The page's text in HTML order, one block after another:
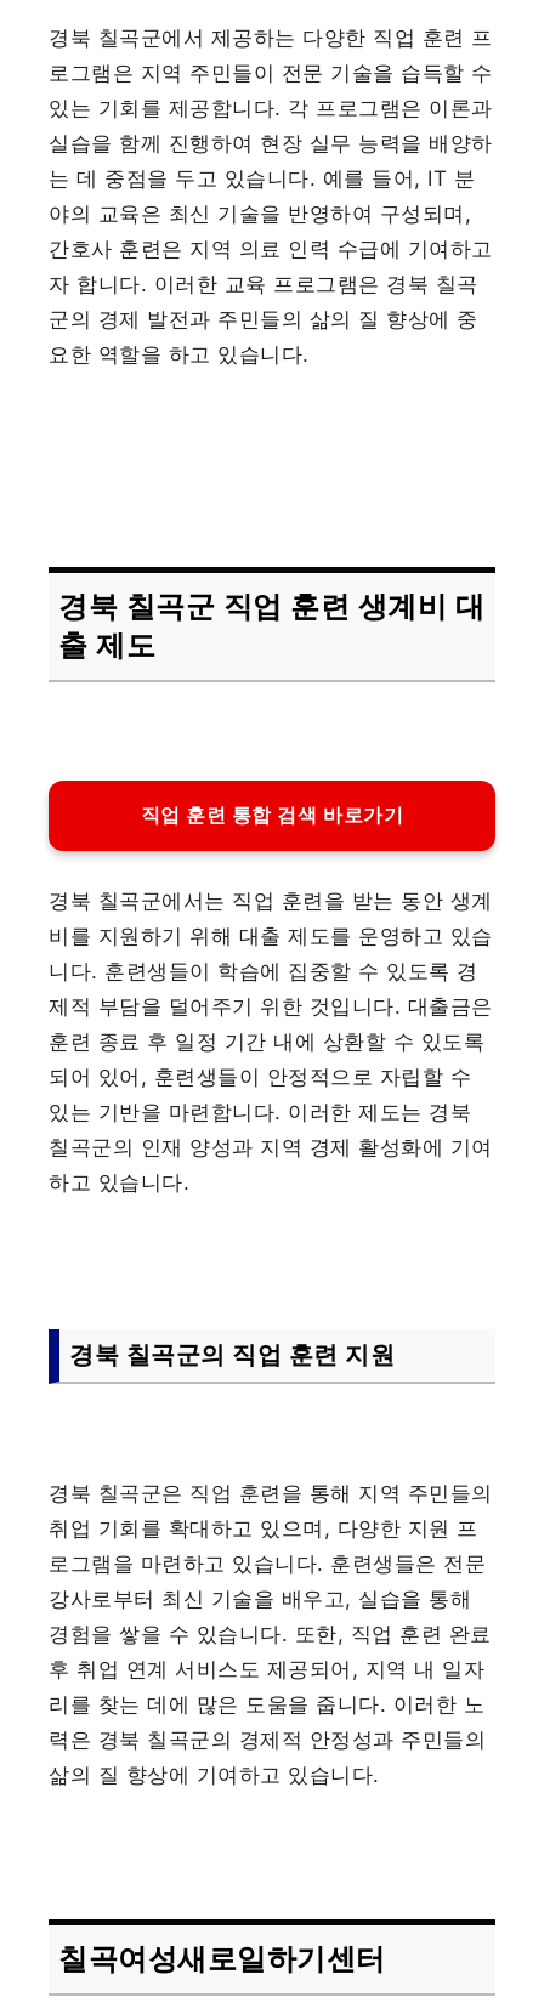
경북 칠곡군에서 제공하는 다양한 직업 훈련 프
로그램은 지역 주민들이 전문 기술을 습득할 수
있는 기회를 제공합니다. 각 프로그램은 이론과
실습을 함께 진행하여 현장 실무 능력을 배양하
는 데 중점을 두고 있습니다. 예를 들어, IT 분
야의 교육은 최신 기술을 반영하여 구성되며,
간호사 훈련은 지역 의료 인력 수급에 기여하고
자 합니다. 이러한 교육 프로그램은 경북 칠곡
군의 경제 발전과 주민들의 삶의 질 향상에 중
요한 역할을 하고 있습니다.
경북 칠곡군 직업 훈련 생계비 대
출 제도
직업 훈련 통합 검색 바로가기
경북 칠곡군에서는 직업 훈련을 받는 동안 생계
비를 지원하기 위해 대출 제도를 운영하고 있습
니다. 훈련생들이 학습에 집중할 수 있도록 경
제적 부담을 덜어주기 위한 것입니다. 대출금은
훈련 종료 후 일정 기간 내에 상환할 수 있도록
되어 있어, 훈련생들이 안정적으로 자립할 수
있는 기반을 마련합니다. 이러한 제도는 경북
칠곡군의 인재 양성과 지역 경제 활성화에 기여
하고 있습니다.
경북 칠곡군의 직업 훈련 지원
경북 칠곡군은 직업 훈련을 통해 지역 주민들의
취업 기회를 확대하고 있으며, 다양한 지원 프
로그램을 마련하고 있습니다. 훈련생들은 전문
강사로부터 최신 기술을 배우고, 실습을 통해
경험을 쌓을 수 있습니다. 또한, 직업 훈련 완료
후 취업 연계 서비스도 제공되어, 지역 내 일자
리를 찾는 데에 많은 도움을 줍니다. 이러한 노
력은 경북 칠곡군의 경제적 안정성과 주민들의
삶의 질 향상에 기여하고 있습니다.
칠곡여성새로일하기센터